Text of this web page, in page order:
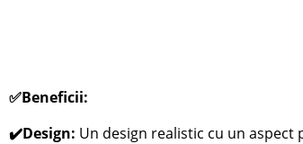
✅Beneficii:
✔️Design: Un design realistic cu un aspect